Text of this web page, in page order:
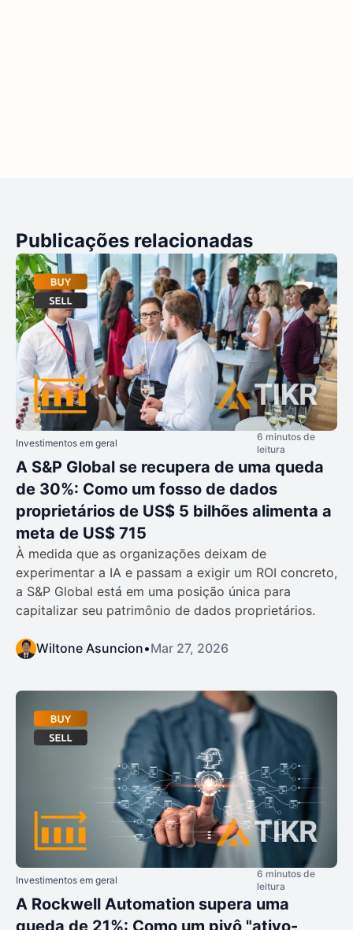
Publicações relacionadas
Investimentos em geral
6 minutos de
leitura
A S&P Global se recupera de uma queda
de 30%: Como um fosso de dados
proprietários de US$ 5 bilhões alimenta a
meta de US$ 715
À medida que as organizações deixam de
experimentar a IA e passam a exigir um ROI concreto,
a S&P Global está em uma posição única para
capitalizar seu patrimônio de dados proprietários.
Wiltone Asuncion•Mar 27, 2026
Investimentos em geral
6 minutos de
leitura
A Rockwell Automation supera uma
queda de 21%: Como um pivô "ativo-